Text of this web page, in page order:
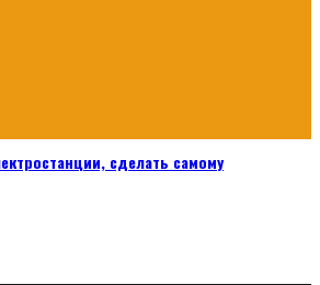
сделать самому